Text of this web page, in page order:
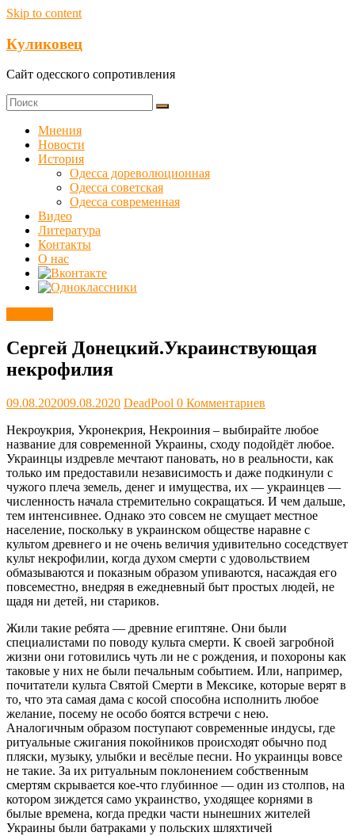
Skip to content
Куликовец
Сайт одесского сопротивления
Мнения
Новости
История
Одесса дореволюционная
Одесса советская
Одесса современная
Видео
Литература
Контакты
О нас
Сергей Донецкий.Украинствующая
некрофилия
09.08.202009.08.2020 DeadPool 0 Комментариев
Некроукрия, Укронекрия, Некроиния – выбирайте любое
название для современной Украины, сходу подойдёт любое.
Украинцы издревле мечтают пановать, но в реальности, как
только им предоставили независимость и даже подкинули с
чужого плеча земель, денег и имущества, их ― украинцев ―
численность начала стремительно сокращаться. И чем дальше,
тем интенсивнее. Однако это совсем не смущает местное
население, поскольку в украинском обществе наравне с
культом древнего и не очень величия удивительно соседствует
культ некрофилии, когда духом смерти с удовольствием
обмазываются и показным образом упиваются, насаждая его
повсеместно, внедряя в ежедневный быт простых людей, не
щадя ни детей, ни стариков.
Жили такие ребята ― древние египтяне. Они были
специалистами по поводу культа смерти. К своей загробной
жизни они готовились чуть ли не с рождения, и похороны как
таковые у них не были печальным событием. Или, например,
почитатели культа Святой Смерти в Мексике, которые верят в
то, что эта самая дама с косой способна исполнить любое
желание, посему не особо боятся встречи с нею.
Аналогичным образом поступают современные индусы, где
ритуальные сжигания покойников происходят обычно под
пляски, музыку, улыбки и весёлые песни. Но украинцы вовсе
не такие. За их ритуальным поклонением собственным
смертям скрывается кое-что глубинное ― один из столпов, на
котором зиждется само украинство, уходящее корнями в
былые времена, когда предки части нынешних жителей
Украины были батраками у польских шляхтичей